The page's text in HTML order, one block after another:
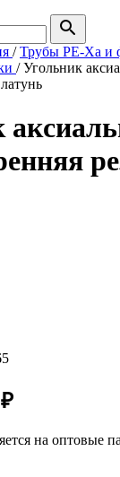
search
/Трубы РЕ-Ха и
/Угольник
₽
на оптовые